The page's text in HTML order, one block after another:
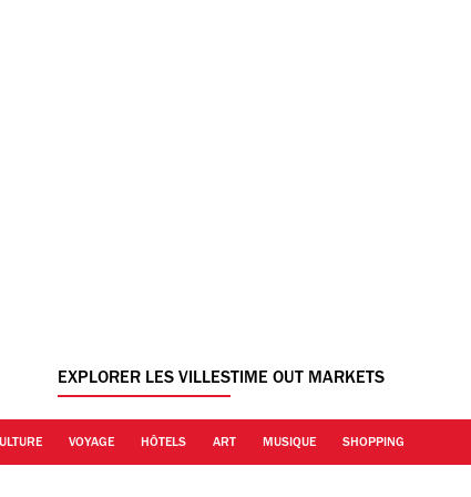
EXPLORER LES VILLESTIME OUT MARKETS
VOYAGE HÔTELS ART MUSIQUE SHOPPING